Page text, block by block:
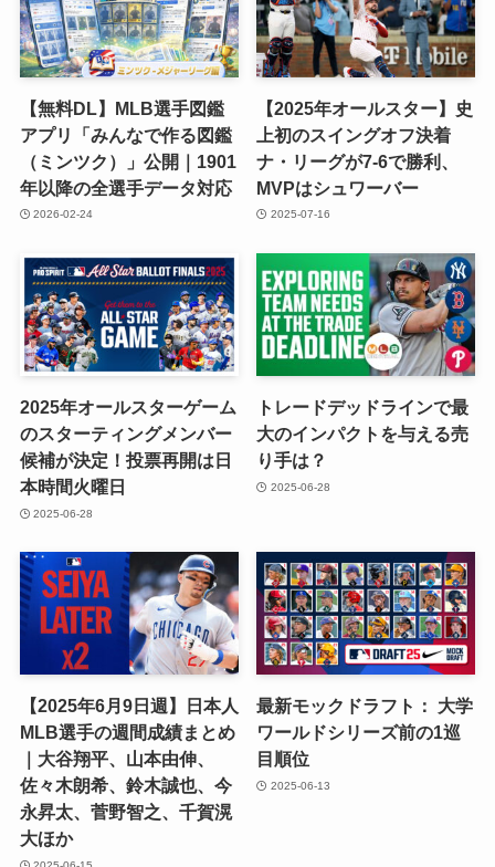
【無料DL】MLB選手図鑑
アプリ「みんなで作る図鑑
（ミンツク）」公開｜1901
年以降の全選手データ対応
2026-02-24
【2025年オールスター】史
上初のスイングオフ決着
ナ・リーグが7-6で勝利、
MVPはシュワーバー
2025-07-16
2025年オールスターゲーム
のスターティングメンバー
候補が決定！投票再開は日
本時間火曜日
2025-06-28
トレードデッドラインで最
大のインパクトを与える売
り手は？
2025-06-28
【2025年6月9日週】日本人
MLB選手の週間成績まとめ
｜大谷翔平、山本由伸、
佐々木朗希、鈴木誠也、今
永昇太、菅野智之、千賀滉
大ほか
最新モックドラフト： 大学
ワールドシリーズ前の1巡
目順位
2025-06-13